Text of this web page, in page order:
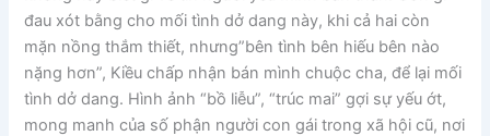
đau xót bằng cho mối tình dở dang này, khi cả hai còn
mặn nồng thắm thiết, nhưng”bên tình bên hiếu bên nào
nặng hơn”, Kiều chấp nhận bán mình chuộc cha, để lại mối
tình dở dang. Hình ảnh “bồ liễu”, “trúc mai” gợi sự yếu ớt,
mong manh của số phận người con gái trong xã hội cũ, nơi